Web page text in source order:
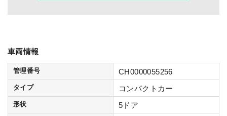
車両情報
管理番号 CH0000055256
タイプ コンパクトカー
形状 5ドア